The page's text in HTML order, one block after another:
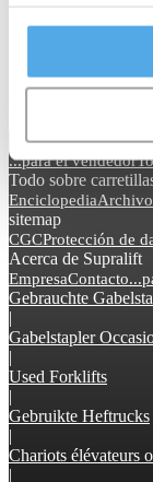
Carretillas
Servicios
...para el vendedor
Todo sobre
Enciclopedia
sitemap
CGCProtección de
Acerca de Supralift
EmpresaContacto
Gebrauchte
|
Gabelstapler
|
Used Forklifts
|
Gebruikte Heftrucks
|
Chariots élévateurs
|